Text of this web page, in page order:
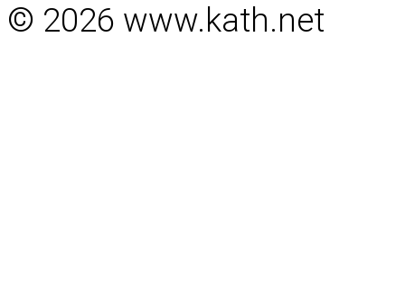
© 2026 www.kath.net